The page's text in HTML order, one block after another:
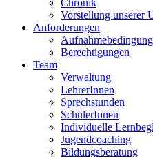
Chronik
Vorstellung unserer
Anforderungen
Berechtigungen
Team
Verwaltung
LehrerInnen
Sprechstunden
SchülerInnen
Individuelle
Jugendcoaching
Bildungsberatung